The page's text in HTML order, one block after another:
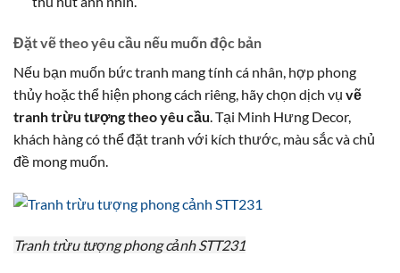
Đặt vẽ theo yêu cầu nếu muốn độc bản
Nếu bạn muốn bức tranh mang tính cá nhân, hợp phong
thủy hoặc thể hiện phong cách riêng, hãy chọn dịch vụ vẽ
tranh trừu tượng theo yêu cầu . Tại Minh Hưng Decor,
khách hàng có thể đặt tranh với kích thước, màu sắc và chủ
đề mong muốn.
Tranh trừu tượng phong cảnh STT231